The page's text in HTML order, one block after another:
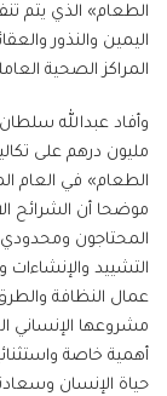
الطعام» الذي يتم
اليمين والنذور
المراكز الصحية
مليون درهم على
المحتاجون
عمال النظافة
مشروعها الإنساني
أهمية خاصة
حياة الإنسان